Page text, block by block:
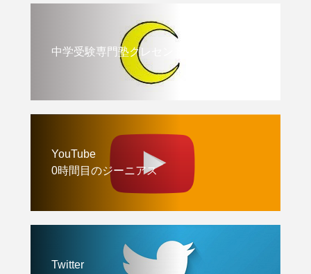
中学受験専門塾クレセント
YouTube
0時間目のジーニアス
Twitter